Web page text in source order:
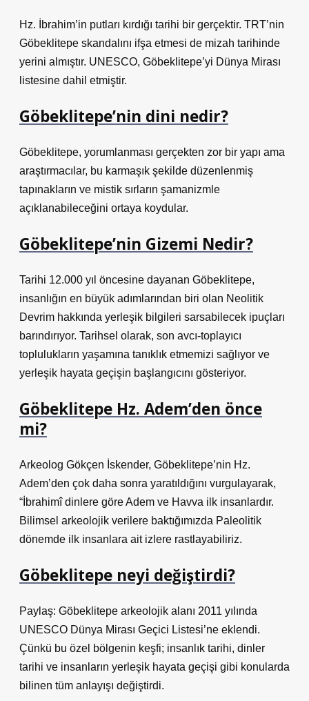
Hz. İbrahim’in putları kırdığı tarihi bir gerçektir. TRT’nin
Göbeklitepe skandalını ifşa etmesi de mizah tarihinde
yerini almıştır. UNESCO, Göbeklitepe’yi Dünya Mirası
listesine dahil etmiştir.
Göbeklitepe’nin dini nedir?
Göbeklitepe, yorumlanması gerçekten zor bir yapı ama
araştırmacılar, bu karmaşık şekilde düzenlenmiş
tapınakların ve mistik sırların şamanizmle
açıklanabileceğini ortaya koydular.
Göbeklitepe’nin Gizemi Nedir?
Tarihi 12.000 yıl öncesine dayanan Göbeklitepe,
insanlığın en büyük adımlarından biri olan Neolitik
Devrim hakkında yerleşik bilgileri sarsabilecek ipuçları
barındırıyor. Tarihsel olarak, son avcı-toplayıcı
toplulukların yaşamına tanıklık etmemizi sağlıyor ve
yerleşik hayata geçişin başlangıcını gösteriyor.
Göbeklitepe Hz. Adem’den önce
mi?
Arkeolog Gökçen İskender, Göbeklitepe’nin Hz.
Adem’den çok daha sonra yaratıldığını vurgulayarak,
“İbrahimî dinlere göre Adem ve Havva ilk insanlardır.
Bilimsel arkeolojik verilere baktığımızda Paleolitik
dönemde ilk insanlara ait izlere rastlayabiliriz.
Göbeklitepe neyi değiştirdi?
Paylaş: Göbeklitepe arkeolojik alanı 2011 yılında
UNESCO Dünya Mirası Geçici Listesi’ne eklendi.
Çünkü bu özel bölgenin keşfi; insanlık tarihi, dinler
tarihi ve insanların yerleşik hayata geçişi gibi konularda
bilinen tüm anlayışı değiştirdi.